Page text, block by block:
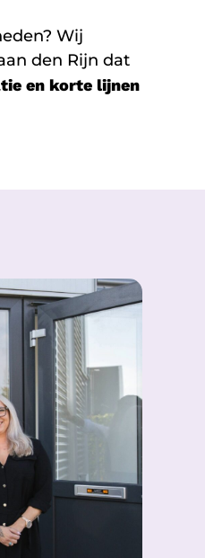
Wij
den Rijn dat
en korte lijnen